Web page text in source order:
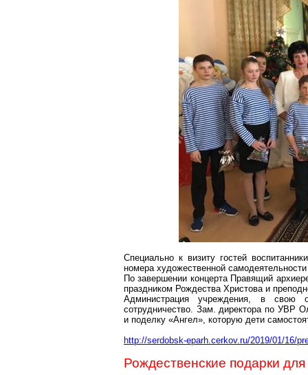
Специально к визиту гостей
номера художественной
По завершении концерта Правящий
праздником Рождества Христова и
Администрация учреждения, в свою
сотрудничество. Зам. директора по УВР
и поделку «Ангел», которую дети
http://serdobsk-eparh.cerkov.ru/2019/01/16/
Рождественские подарки